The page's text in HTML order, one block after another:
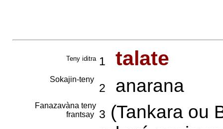
Teny iditra 1 talate
Sokajin-teny
2 anarana
Fanazavàna teny
frantsay
3 (Tankara ou